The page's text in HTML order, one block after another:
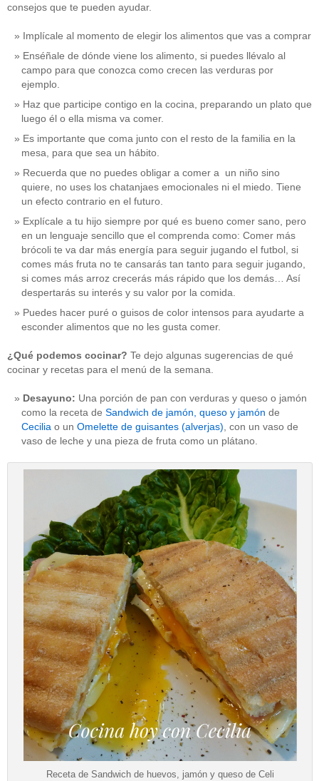
consejos que te pueden ayudar.
Implícale al momento de elegir los alimentos que vas a comprar
Enséñale de dónde viene los alimento, si puedes llévalo al
campo para que conozca como crecen las verduras por
ejemplo.
Haz que participe contigo en la cocina, preparando un plato que
luego él o ella misma va comer.
Es importante que coma junto con el resto de la familia en la
mesa, para que sea un hábito.
Recuerda que no puedes obligar a comer a un niño sino
quiere, no uses los chatanjaes emocionales ni el miedo. Tiene
un efecto contrario en el futuro.
Explícale a tu hijo siempre por qué es bueno comer sano, pero
en un lenguaje sencillo que el comprenda como: Comer más
brócoli te va dar más energía para seguir jugando el futbol, si
comes más fruta no te cansarás tan tanto para seguir jugando,
si comes más arroz crecerás más rápido que los demás… Así
despertarás su interés y su valor por la comida.
Puedes hacer puré o guisos de color intensos para ayudarte a
esconder alimentos que no les gusta comer.
¿Qué podemos cocinar? Te dejo algunas sugerencias de qué
cocinar y recetas para el menú de la semana.
Desayuno: Una porción de pan con verduras y queso o jamón
como la receta de Sandwich de jamón, queso y jamón de
Cecilia o un Omelette de guisantes (alverjas), con un vaso de
vaso de leche y una pieza de fruta como un plátano.
Receta de Sandwich de huevos, jamón y queso de Celi